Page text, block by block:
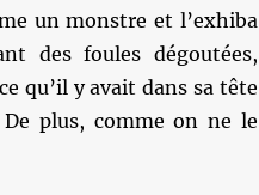
un monstre et l’exhiba
des foules dégoutées,
qu’il y avait dans sa tête
plus, comme on ne le